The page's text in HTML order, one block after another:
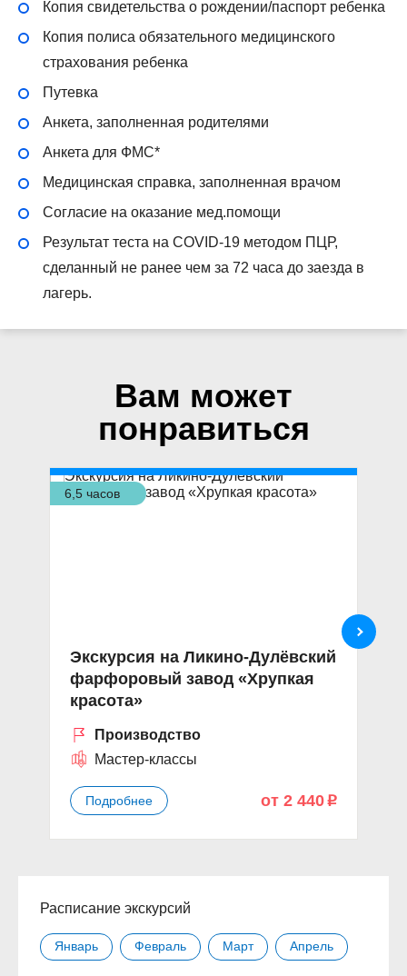
Копия свидетельства о рождении/паспорт ребенка
Копия полиса обязательного медицинского
страхования ребенка
Путевка
Анкета, заполненная родителями
Анкета для ФМС*
Медицинская справка, заполненная врачом
Согласие на оказание мед.помощи
Результат теста на COVID-19 методом ПЦР,
сделанный не ранее чем за 72 часа до заезда в
лагерь.
Вам может
понравиться
6,5 часов
Экскурсия на Ликино-Дулёвский
фарфоровый завод «Хрупкая
красота»
Производство
Мастер-классы
Подробнее от 2 440 p
Расписание экскурсий
Январь Февраль Март Апрель